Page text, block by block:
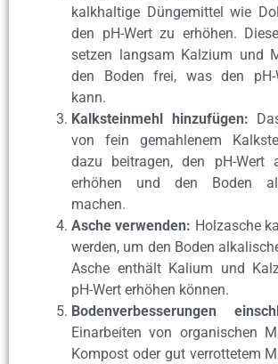
kalkhaltige Düngemittel wie
den pH-Wert zu erhöhen.
setzen langsam Kalzium und
den Boden frei, was den pH-
kann.
Kalksteinmehl hinzufügen:
von fein gemahlenem
dazu beitragen, den pH-Wert
erhöhen und den Boden
machen.
Asche verwenden: Holzasche
werden, um den Boden
Asche enthält Kalium und
pH-Wert erhöhen können.
Bodenverbesserungen
Einarbeiten von organischen
Kompost oder gut verrottetem